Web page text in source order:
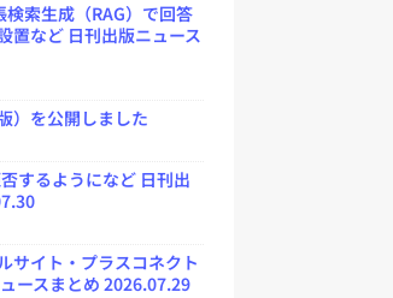
索生成（RAG）で回答
置など 日刊出版ニュース
）を公開しました
するようになど 日刊出
サイト・プラスコネクト
ースまとめ 2026.07.29